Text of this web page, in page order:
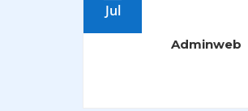
Jul
Adminweb